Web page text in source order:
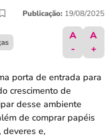
Publicação: 19/08/2025
A
-
A
+
porta de entrada para
crescimento de
desse ambiente
de comprar papéis
e,